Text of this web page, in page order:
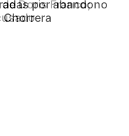
Doris Franco;